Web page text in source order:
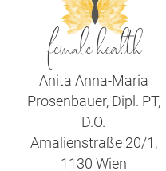
Anita Anna-Maria
Prosenbauer, Dipl. PT,
D.O.
Amalienstraße 20/1,
1130 Wien